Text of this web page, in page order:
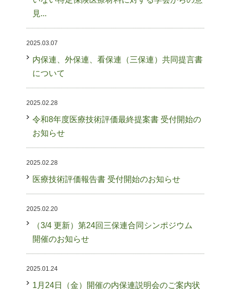
見...
2025.03.07
内保連、外保連、看保連（三保連）共同提言書
について
2025.02.28
令和8年度医療技術評価最終提案書 受付開始の
お知らせ
2025.02.28
医療技術評価報告書 受付開始のお知らせ
2025.02.20
（3/4 更新）第24回三保連合同シンポジウム
開催のお知らせ
2025.01.24
1月24日（金）開催の内保連説明会のご案内状